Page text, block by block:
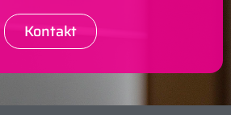
Kontakt